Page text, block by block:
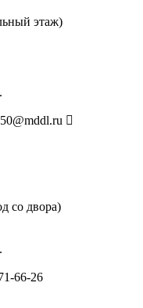
этаж)
со двора)
66-26